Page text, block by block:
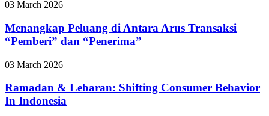
03 March 2026
Menangkap Peluang di Antara Arus Transaksi
“Pemberi” dan “Penerima”
03 March 2026
Ramadan & Lebaran: Shifting Consumer Behavior
In Indonesia